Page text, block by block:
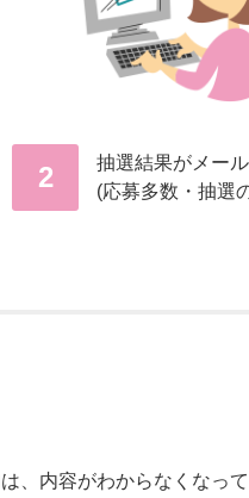
2
抽選結果がメー
(応募多数・抽選
、内容がわからなくなっ